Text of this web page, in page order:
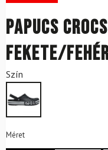
Papucs
Fekete/
Szín
Méret